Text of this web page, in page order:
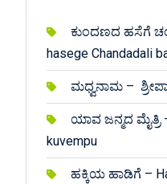
ಕುಂದಣದ ಹಸೆಗೆ
hasege Chandadali
ಮಧ್ವನಾಮ –
ಯಾವ ಜನ್ಮದ ಮೈತ್ರಿ
kuvempu
ಹಕ್ಕಿಯ ಹಾಡಿಗೆ –